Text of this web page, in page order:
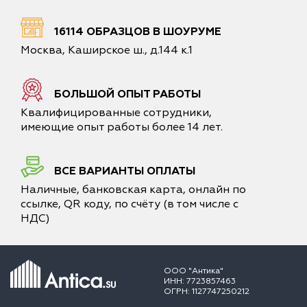
16114 ОБРАЗЦОВ В ШОУРУМЕ
Москва, Каширское ш., д.144 к.1
БОЛЬШОЙ ОПЫТ РАБОТЫ
Квалифицированные сотрудники,
имеющие опыт работы более 14 лет.
ВСЕ ВАРИАНТЫ ОПЛАТЫ
Наличные, банковская карта, онлайн по
ссылке, QR коду, по счёту (в том числе с
НДС)
ООО "Антика"
ИНН: 7723857463
ОГРН: 1127747250212